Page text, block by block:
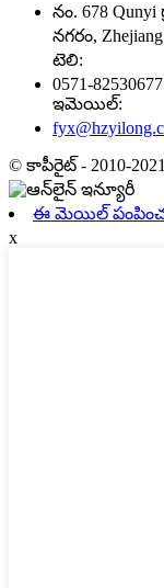
నం. 678 Qunyi
నగరం,
టెలి:
0571-82530677
ఇమెయిల్:
© కాపీరైట్ - 2010-
ఈ మెయిల్
x